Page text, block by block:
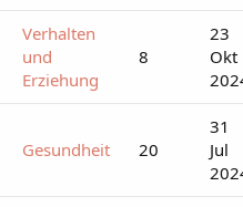
Verhalten
und
Erziehung
8
23
Okt
Gesundheit 20
31
Jul